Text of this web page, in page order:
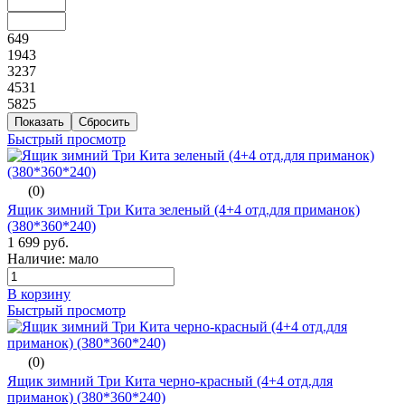
649
1943
3237
4531
5825
Быстрый просмотр
(0)
Ящик зимний Три Кита зеленый (4+4 отд.для приманок)
(380*360*240)
1 699 руб.
Наличие: мало
В корзину
Быстрый просмотр
(0)
Ящик зимний Три Кита черно-красный (4+4 отд.для
приманок) (380*360*240)